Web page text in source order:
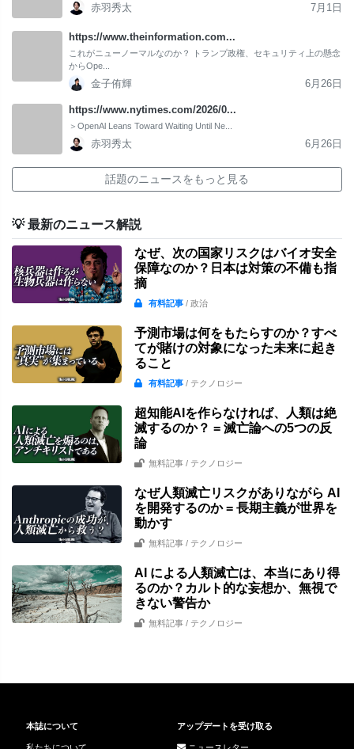
赤羽秀太 7月1日
https://www.theinformation.com...
これがニューノーマルなのか？ トランプ政権、セキュリティ上の懸念
からOpe...
金子侑輝 6月26日
https://www.nytimes.com/2026/0...
＞OpenAl Leans Toward Waiting Until Ne...
赤羽秀太 6月26日
話題のニュースをもっと見る
💡 最新のニュース解説
なぜ、次の国家リスクはバイオ安全
保障なのか？日本は対策の不備も指
摘
有料記事/ 政治
予測市場は何をもたらすのか？すべ
てが賭けの対象になった未来に起き
ること
有料記事/ テクノロジー
超知能AIを作らなければ、人類は絶
滅するのか？ = 滅亡論への5つの反
論
無料記事 / テクノロジー
なぜ人類滅亡リスクがありながら AI
を開発するのか = 長期主義が世界を
動かす
無料記事 / テクノロジー
AI による人類滅亡は、本当にあり得
るのか？カルト的な妄想か、無視で
きない警告か
無料記事 / テクノロジー
本誌について アップデートを受け取る